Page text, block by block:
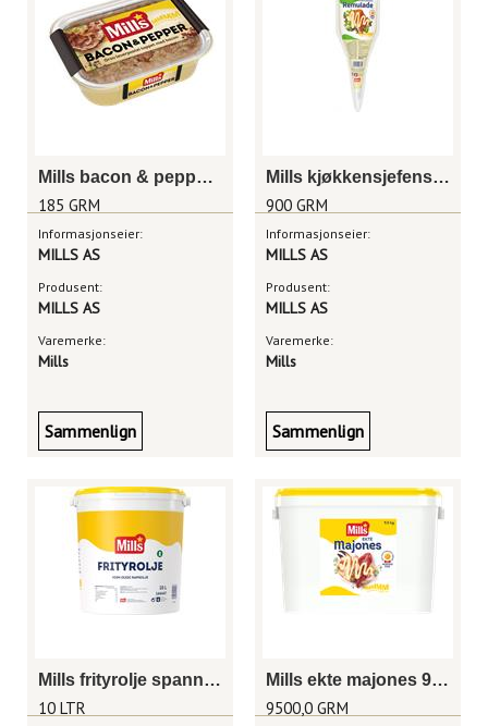
Mills bacon & pepperpostei
185 GRM
Informasjonseier:
MILLS AS
Produsent:
MILLS AS
Varemerke:
Mills
Sammenlign
Mills kjøkkensjefens remulade , sprøytepose
900 GRM
Informasjonseier:
MILLS AS
Produsent:
MILLS AS
Varemerke:
Mills
Sammenlign
Mills frityrolje spann 10 liter
10 LTR
Mills ekte majones 9,5 kg
9500,0 GRM